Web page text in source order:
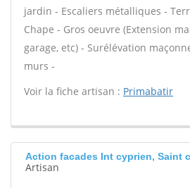
jardin - Escaliers métalliques -
Chape - Gros oeuvre (Extension
garage, etc) - Surélévation
murs -
Voir la fiche artisan : Primabatir
Action facades Int cyprien, Saint
Artisan